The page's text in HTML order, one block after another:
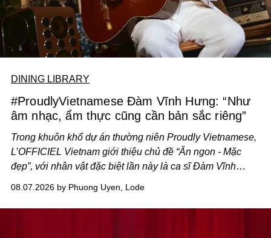
DINING LIBRARY
#ProudlyVietnamese Đàm Vĩnh Hưng: “Như
âm nhạc, ẩm thực cũng cần bản sắc riêng”
Trong khuôn khổ dự án thường niên Proudly Vietnamese,
L’OFFICIEL Vietnam giới thiệu chủ đề “Ăn ngon - Mặc
đẹp”, với nhân vật đặc biệt lần này là ca sĩ Đàm Vĩnh
Cà Phê Cà Pháo mang dấu ấn Indochine hoài niệm, thu
hút nhiều thực khách ghé thăm.
08.07.2026 by Phuong Uyen, Lode